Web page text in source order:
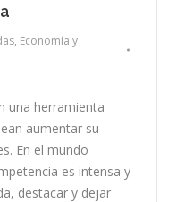
, Economía y
una herramienta
aumentar su
En el mundo
es intensa y
destacar y dejar